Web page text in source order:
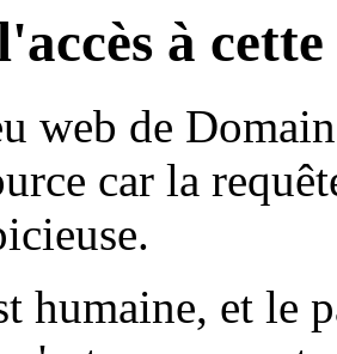
à
web de
car la
humaine, et le